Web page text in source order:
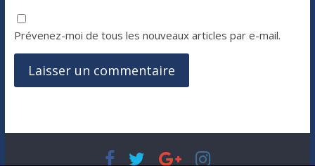
Prévenez-moi de tous les nouveaux articles par e-mail.